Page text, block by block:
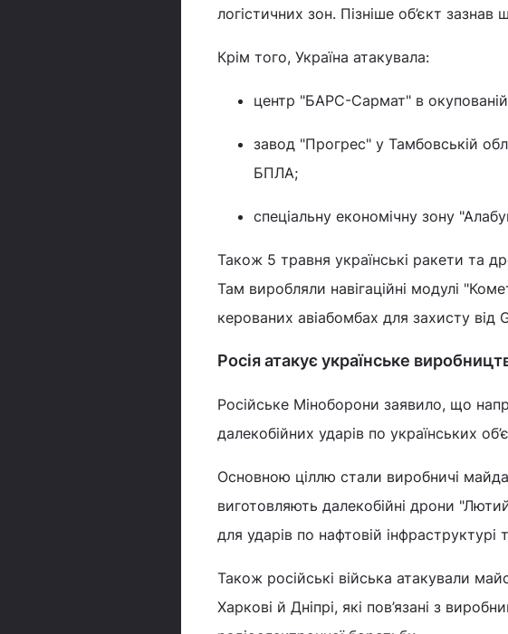
логістичних зон. Пізніше об’єкт зазнав
Крім того, Україна атакувала:
центр "БАРС-Сармат" в окупованій
завод "Прогрес" у Тамбовській
БПЛА;
спеціальну економічну зону
Також 5 травня українські ракети та
Там виробляли навігаційні модулі
керованих авіабомбах для захисту від
Росія атакує українське
Російське Міноборони заявило, що
далекобійних ударів по українських
Основною ціллю стали виробничі
виготовляють далекобійні дрони
для ударів по нафтовій інфраструктурі
Також російські війська атакували
Харкові й Дніпрі, які пов’язані з